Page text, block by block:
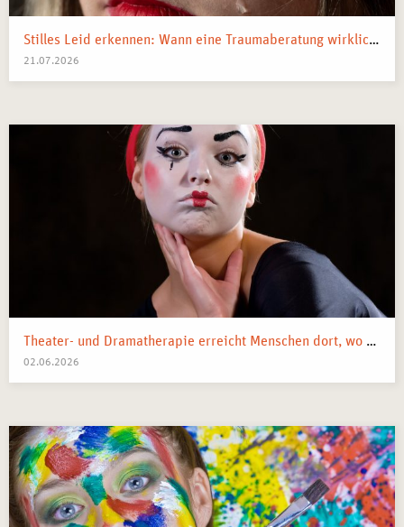
Stilles Leid erkennen: Wann eine Traumaberatung wirklich der richtige Schritt ist
21.07.2026
Theater- und Dramatherapie erreicht Menschen dort, wo Worte manchmal nicht mehr weiterkommen.
02.06.2026